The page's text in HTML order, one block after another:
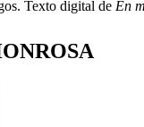
Texto digital de En